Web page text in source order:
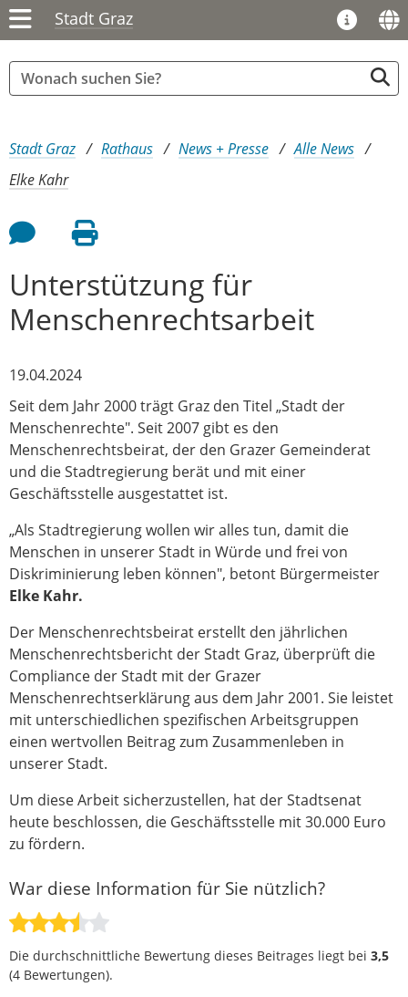
Stadt Graz
Sie sind hier:
Stadt Graz Rathaus News + Presse
Alle News
Elke Kahr
Feedback an Autor
Seite drucken
Unterstützung für
Menschenrechtsarbeit
19.04.2024
Seit dem Jahr 2000 trägt Graz den Titel „Stadt der
Menschenrechte". Seit 2007 gibt es den
Menschenrechtsbeirat, der den Grazer Gemeinderat
und die Stadtregierung berät und mit einer
Geschäftsstelle ausgestattet ist.
„Als Stadtregierung wollen wir alles tun, damit die
Menschen in unserer Stadt in Würde und frei von
Diskriminierung leben können", betont Bürgermeister
Elke Kahr.
Der Menschenrechtsbeirat erstellt den jährlichen
Menschenrechtsbericht der Stadt Graz, überprüft die
Compliance der Stadt mit der Grazer
MenschenrechtserkIärung aus dem Jahr 2001. Sie leistet
mit unterschiedlichen spezifischen Arbeitsgruppen
einen wertvollen Beitrag zum Zusammenleben in
unserer Stadt.
Um diese Arbeit sicherzustellen, hat der Stadtsenat
heute beschlossen, die Geschäftsstelle mit 30.000 Euro
zu fördern.
War diese Information für Sie nützlich?
Die durchschnittliche Bewertung dieses Beitrages liegt bei 3,5
(4 Bewertungen).